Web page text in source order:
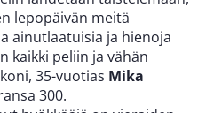
lepopäivän meitä
ainutlaatuisia ja hienoja
kaikki peliin ja vähän
35-vuotias Mika
300.